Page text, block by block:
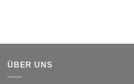
ÜBER UNS